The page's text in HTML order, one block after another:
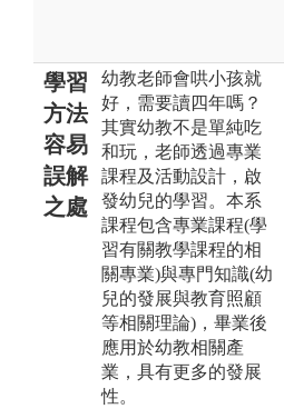
學習
方法
容易
誤解
之處
幼教老師會哄小孩就
好，需要讀四年嗎？
其實幼教不是單純吃
和玩，老師透過專業
課程及活動設計，啟
發幼兒的學習。本系
課程包含專業課程(學
習有關教學課程的相
關專業)與專門知識(幼
兒的發展與教育照顧
等相關理論)，畢業後
應用於幼教相關產
業，具有更多的發展
性。